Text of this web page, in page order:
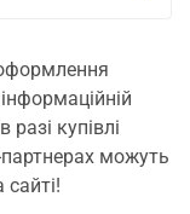
купівлі
можуть
сайті!